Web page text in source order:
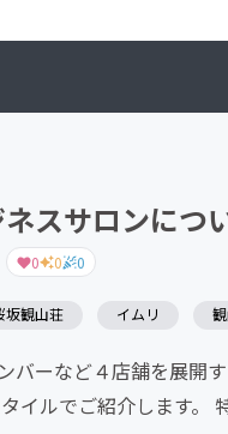
チャレンジ
ネスサロンに
0 0 0
坂観山荘 イムリ
バーなど４店舗を展開
イルでご紹介します。